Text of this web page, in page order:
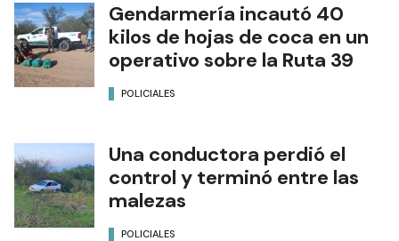
Gendarmería incautó 40
kilos de hojas de coca en un
operativo sobre la Ruta 39
POLICIALES
Una conductora perdió el
control y terminó entre las
malezas
POLICIALES